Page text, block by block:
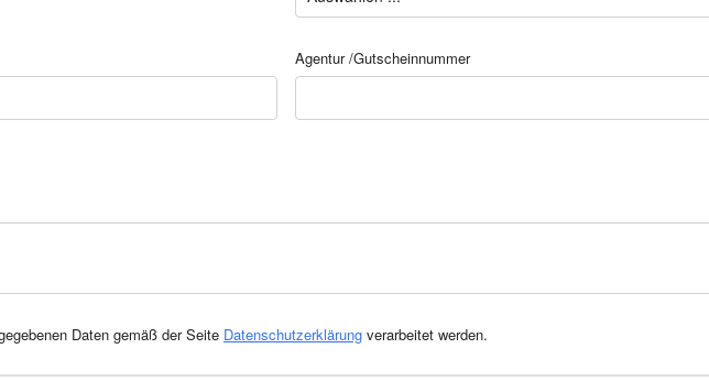
Agentur /Gutscheinnummer
Daten gemäß der Seite Datenschutzerklärung verarbeitet werden.